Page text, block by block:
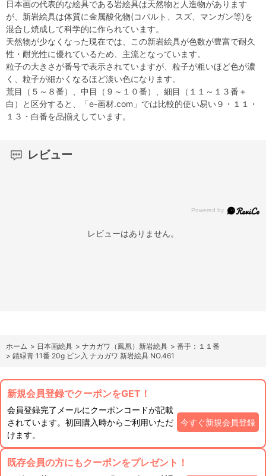
日本画の代表的な絵具である岩絵具は天然物と人造物があります
が、新岩絵具は体質に金属酸化物(コバルト、スズ、マンガン等)を
混合し焼成して科学的に作られています。
天然物が少なくなった現在では、この新岩絵具が色数が豊富で耐久
性・耐光性に優れているため、主流となっています。
粒子の大きさが番号で表示されていますが、粒子が粗いほど色が濃
く、粒子が細かくなるほど淡い色になります。
荒目（５～８番）、中目（９～１０番）、細目（１１～１３番＋
白）と区分すると、「e-画材.com」では比較的使い易い９・１１・
１３・白番を品揃えしています。
レビュー
レビューはありません。
ホーム > 日本画絵具 > ナカガワ（鳳凰）新岩絵具 > 番手：１１番
> 錆緑青 11番 20g ビン入 ナカガワ 新岩絵具 NO.461
新規会員登録でクーポンをGET！
会員登録完了メールにクーポンコードが記載
されています。初回購入時からご利用いただ
けます。
今すぐ新規会員登録
既存会員の方にもクーポンをプレゼント！